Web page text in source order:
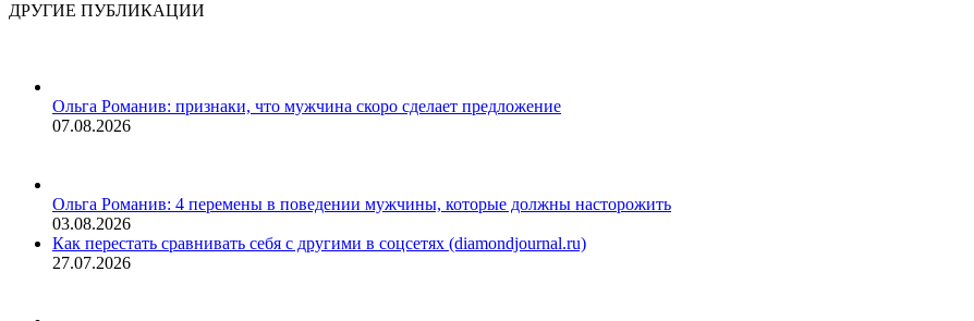
ДРУГИЕ ПУБЛИКАЦИИ
Ольга Романив: признаки, что мужчина скоро сделает предложение
07.08.2026
Ольга Романив: 4 перемены в поведении мужчины, которые должны насторожить
03.08.2026
Как перестать сравнивать себя с другими в соцсетях (diamondjournal.ru)
27.07.2026